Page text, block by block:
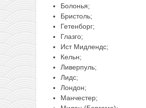
Болонья;
Бристоль;
Гетенборг;
Глазго;
Ист Мидлендс;
Кельн;
Ливерпуль;
Лидс;
Лондон;
Манчестер;